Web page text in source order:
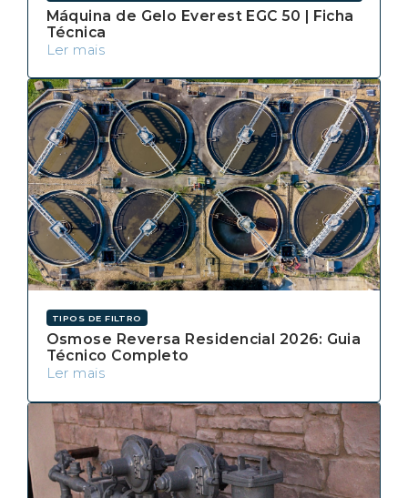
Máquina de Gelo Everest EGC 50 | Ficha
Técnica
Ler mais
TIPOS DE FILTRO
Osmose Reversa Residencial 2026: Guia
Técnico Completo
Ler mais